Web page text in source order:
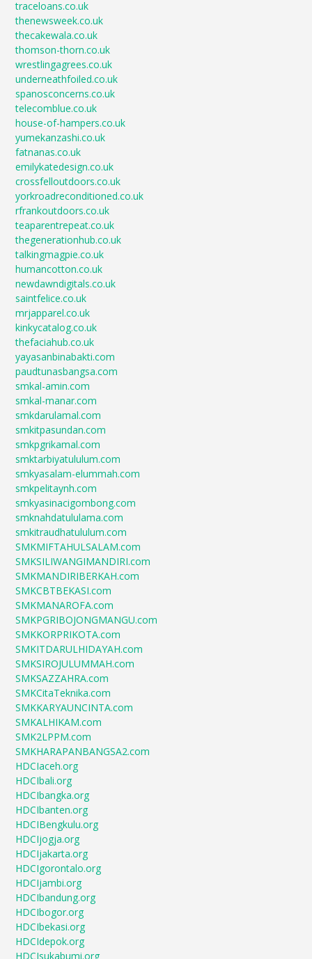
traceloans.co.uk
thenewsweek.co.uk
thecakewala.co.uk
thomson-thorn.co.uk
wrestlingagrees.co.uk
underneathfoiled.co.uk
spanosconcerns.co.uk
telecomblue.co.uk
house-of-hampers.co.uk
yumekanzashi.co.uk
fatnanas.co.uk
emilykatedesign.co.uk
crossfelloutdoors.co.uk
yorkroadreconditioned.co.uk
rfrankoutdoors.co.uk
teaparentrepeat.co.uk
thegenerationhub.co.uk
talkingmagpie.co.uk
humancotton.co.uk
newdawndigitals.co.uk
saintfelice.co.uk
mrjapparel.co.uk
kinkycatalog.co.uk
thefaciahub.co.uk
yayasanbinabakti.com
paudtunasbangsa.com
smkal-amin.com
smkal-manar.com
smkdarulamal.com
smkitpasundan.com
smkpgrikamal.com
smktarbiyatululum.com
smkyasalam-elummah.com
smkpelitaynh.com
smkyasinacigombong.com
smknahdatululama.com
smkitraudhatululum.com
SMKMIFTAHULSALAM.com
SMKSILIWANGIMANDIRI.com
SMKMANDIRIBERKAH.com
SMKCBTBEKASI.com
SMKMANAROFA.com
SMKPGRIBOJONGMANGU.com
SMKKORPRIKOTA.com
SMKITDARULHIDAYAH.com
SMKSIROJULUMMAH.com
SMKSAZZAHRA.com
SMKCitaTeknika.com
SMKKARYAUNCINTA.com
SMKALHIKAM.com
SMK2LPPM.com
SMKHARAPANBANGSA2.com
HDCIaceh.org
HDCIbali.org
HDCIbangka.org
HDCIbanten.org
HDCIBengkulu.org
HDCIjogja.org
HDCIjakarta.org
HDCIgorontalo.org
HDCIjambi.org
HDCIbandung.org
HDCIbogor.org
HDCIbekasi.org
HDCIdepok.org
HDCIsukabumi.org